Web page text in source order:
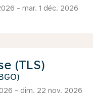
- mar. 1 déc. 2026
(TLS)
- dim. 22 nov. 2026